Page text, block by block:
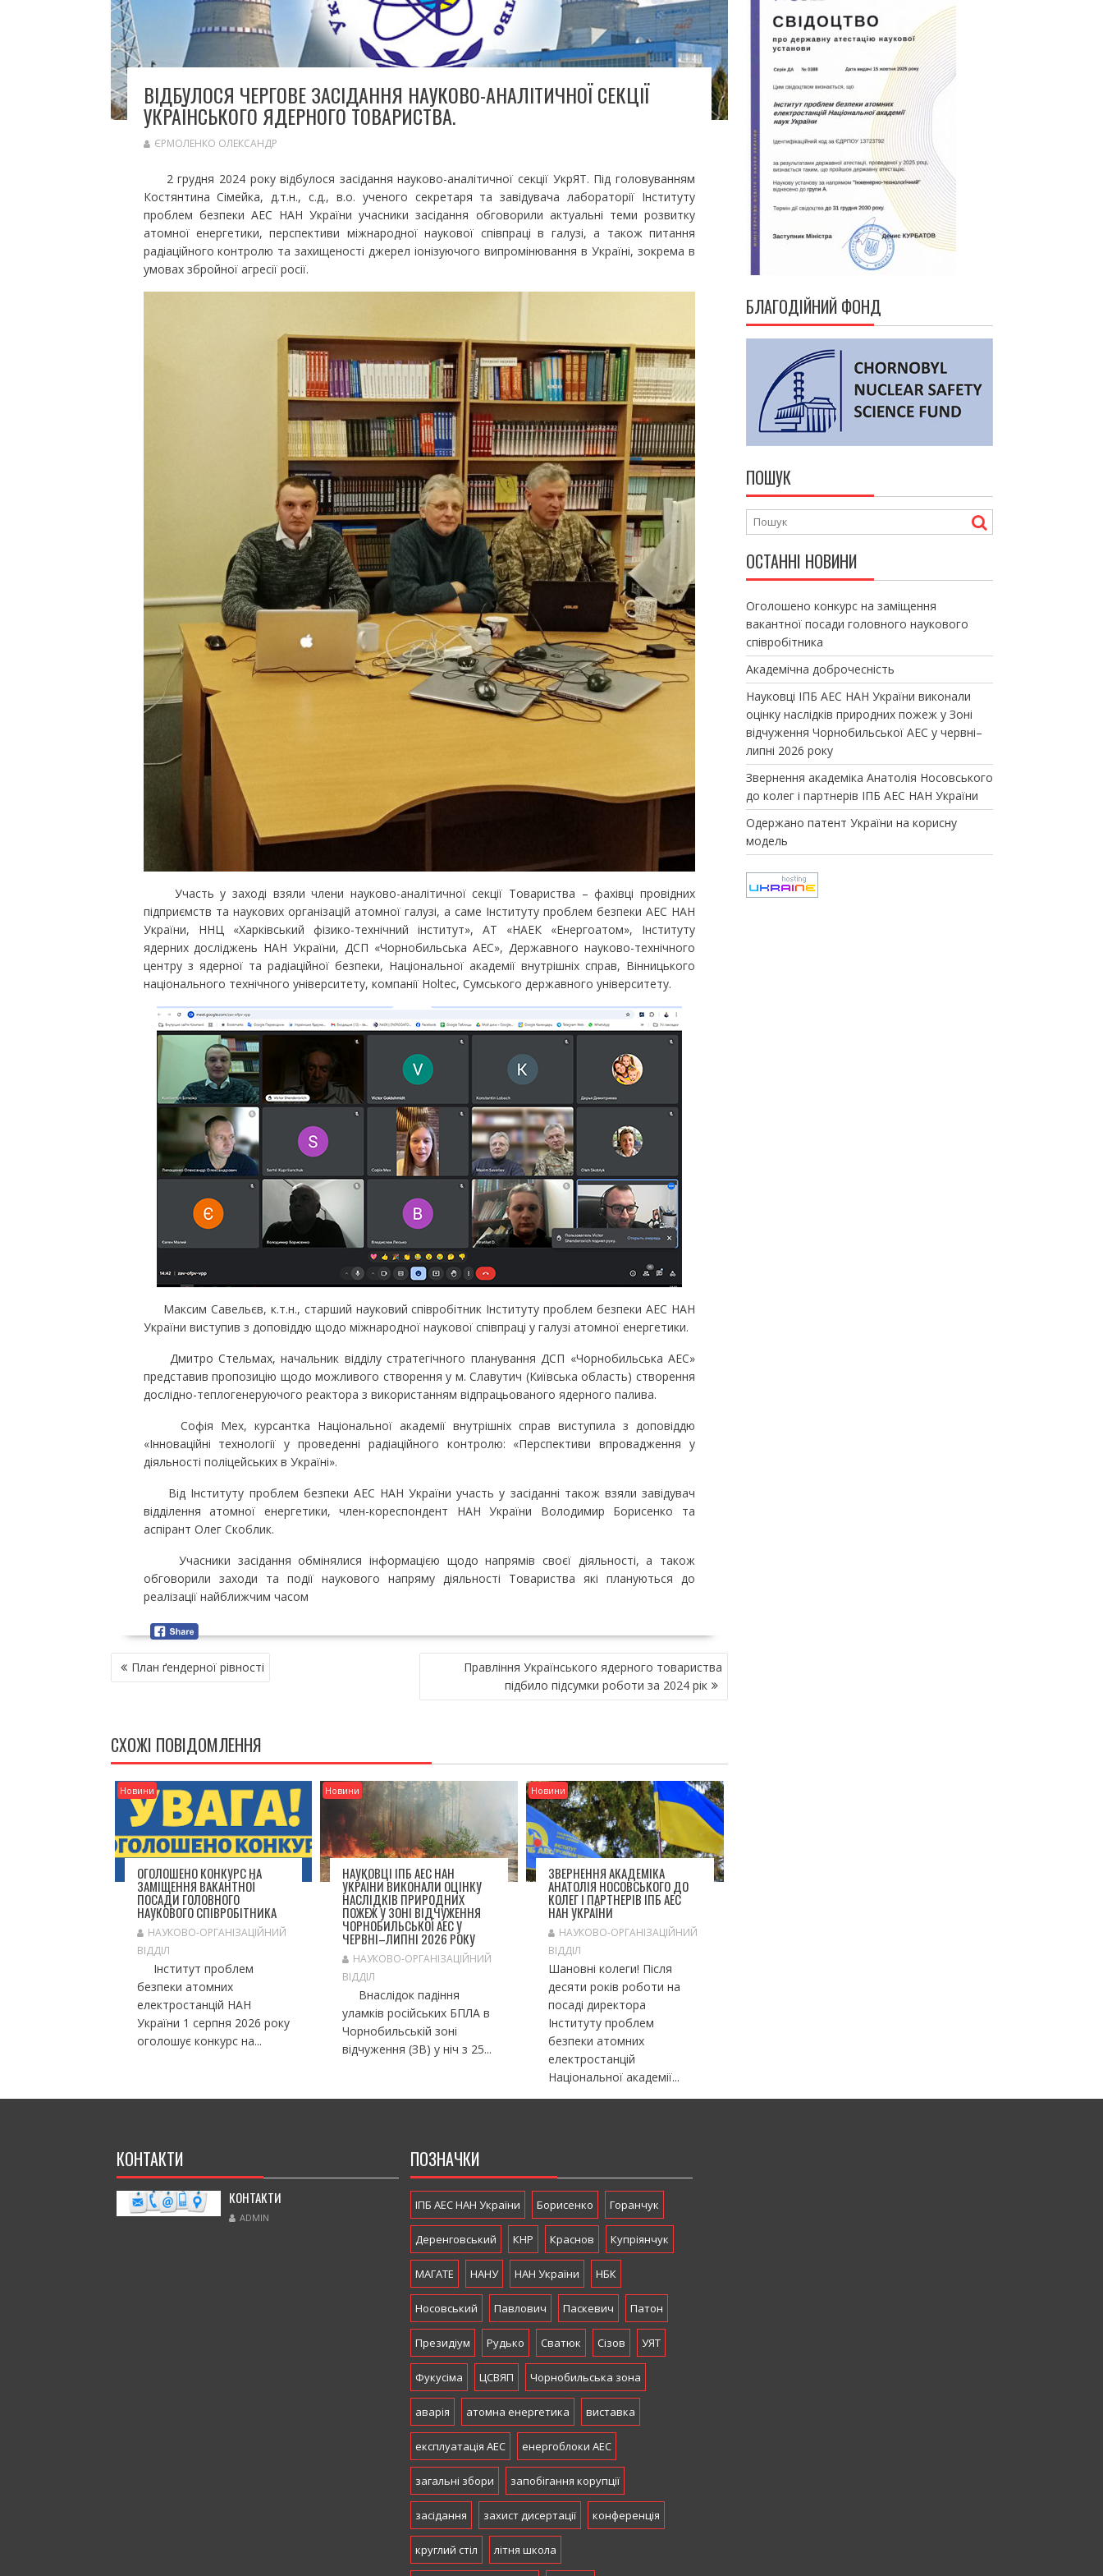
ВІДБУЛОСЯ ЧЕРГОВЕ ЗАСІДАННЯ НАУКОВО-АНАЛІТИЧНОЇ СЕКЦІЇ
УКРАЇНСЬКОГО ЯДЕРНОГО ТОВАРИСТВА.
ЄРМОЛЕНКО ОЛЕКСАНДР
2 грудня 2024 року відбулося засідання науково-аналітичної секції УкрЯТ. Під головуванням
Костянтина Сімейка, д.т.н., с.д., в.о. ученого секретаря та завідувача лабораторії Інституту
проблем безпеки АЕС НАН України учасники засідання обговорили актуальні теми розвитку
атомної енергетики, перспективи міжнародної наукової співпраці в галузі, а також питання
радіаційного контролю та захищеності джерел іонізуючого випромінювання в Україні, зокрема в
умовах збройної агресії росії.
Участь у заході взяли члени науково-аналітичної секції Товариства – фахівці провідних
підприємств та наукових організацій атомної галузі, а саме Інституту проблем безпеки АЕС НАН
України, ННЦ «Харківський фізико-технічний інститут», АТ «НАЕК «Енергоатом», Інституту
ядерних досліджень НАН України, ДСП «Чорнобильська АЕС», Державного науково-технічного
центру з ядерної та радіаційної безпеки, Національної академії внутрішніх справ, Вінницького
національного технічного університету, компанії Holtec, Сумського державного університету.
Максим Савельєв, к.т.н., старший науковий співробітник Інституту проблем безпеки АЕС НАН
України виступив з доповіддю щодо міжнародної наукової співпраці у галузі атомної енергетики.
Дмитро Стельмах, начальник відділу стратегічного планування ДСП «Чорнобильська АЕС»
представив пропозицію щодо можливого створення у м. Славутич (Київська область) створення
дослідно-теплогенеруючого реактора з використанням відпрацьованого ядерного палива.
Софія Мех, курсантка Національної академії внутрішніх справ виступила з доповіддю
«Інноваційні технології у проведенні радіаційного контролю: «Перспективи впровадження у
діяльності поліцейських в Україні».
Від Інституту проблем безпеки АЕС НАН України участь у засіданні також взяли завідувач
відділення атомної енергетики, член-кореспондент НАН України Володимир Борисенко та
аспірант Олег Скоблик.
Учасники засідання обмінялися інформацією щодо напрямів своєї діяльності, а також
обговорили заходи та події наукового напряму діяльності Товариства які плануються до
реалізації найближчим часом
Н
А
Г
А
Ц
Я
А
П
И
План ґендерної рівності
Правління Українського ядерного товариства
підбило підсумки роботи за 2024 рік
СХОЖІ ПОВІДОМЛЕННЯ
Новини
ОГОЛОШЕНО КОНКУРС НА
ЗАМІЩЕННЯ ВАКАНТНОЇ
ПОСАДИ ГОЛОВНОГО
НАУКОВОГО СПІВРОБІТНИКА
НАУКОВО-ОРГАНІЗАЦІЙНИЙ
ВІДДІЛ
Інститут проблем
безпеки атомних
електростанцій НАН
України 1 серпня 2026 року
оголошує конкурс на...
Новини
НАУКОВЦІ ІПБ АЕС НАН
УКРАЇНИ ВИКОНАЛИ ОЦІНКУ
НАСЛІДКІВ ПРИРОДНИХ
ПОЖЕЖ У ЗОНІ ВІДЧУЖЕННЯ
ЧОРНОБИЛЬСЬКОЇ АЕС У
ЧЕРВНІ–ЛИПНІ 2026 РОКУ
НАУКОВО-ОРГАНІЗАЦІЙНИЙ
ВІДДІЛ
Внаслідок падіння
уламків російських БПЛА в
Чорнобильській зоні
відчуження (ЗВ) у ніч з 25...
Новини
ЗВЕРНЕННЯ АКАДЕМІКА
АНАТОЛІЯ НОСОВСЬКОГО ДО
КОЛЕГ І ПАРТНЕРІВ ІПБ АЕС
НАН УКРАЇНИ
НАУКОВО-ОРГАНІЗАЦІЙНИЙ
ВІДДІЛ
Шановні колеги! Після
десяти років роботи на
посаді директора
Інституту проблем
безпеки атомних
електростанцій
Національної академії...
БЛАГОДІЙНИЙ ФОНД
ПОШУК
ОСТАННІ НОВИНИ
Оголошено конкурс на заміщення
вакантної посади головного наукового
співробітника
Академічна доброчесність
Науковці ІПБ АЕС НАН України виконали
оцінку наслідків природних пожеж у Зоні
відчуження Чорнобильської АЕС у червні–
липні 2026 року
Звернення академіка Анатолія Носовського
до колег і партнерів ІПБ АЕС НАН України
Одержано патент України на корисну
модель
КОНТАКТИ
КОНТАКТИ
ADMIN
ПОЗНАЧКИ
ІПБ АЕС НАН України Борисенко Горанчук
Деренговський КНР Краснов Купріянчук
МАГАТЕ НАНУ НАН України НБК
Носовський Павлович Паскевич Патон
Президіум Рудько Сватюк Сізов УЯТ
Фукусіма ЦСВЯП Чорнобильська зона
аварія атомна енергетика виставка
експлуатація АЕС енергоблоки АЕС
загальні збори запобігання корупції
засідання захист дисертації конференція
круглий стіл літня школа